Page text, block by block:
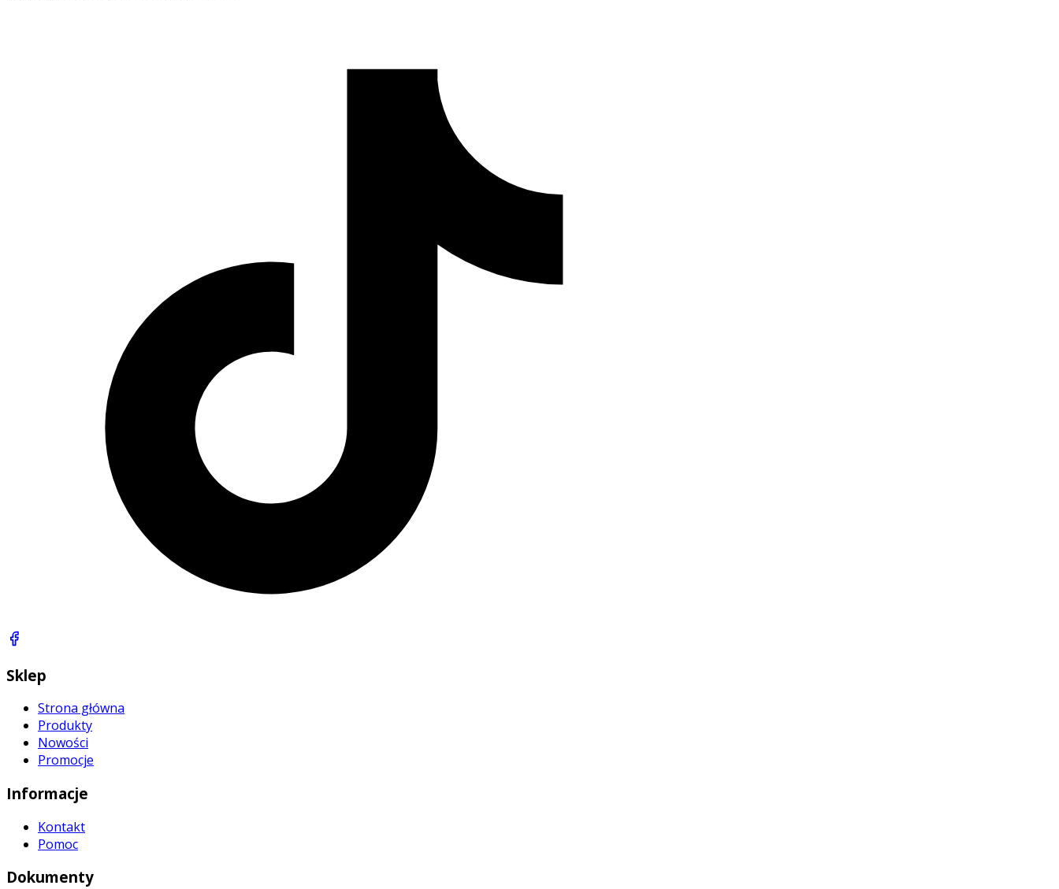
Sklep
Strona główna
Produkty
Nowości
Promocje
Informacje
Kontakt
Pomoc
Dokumenty